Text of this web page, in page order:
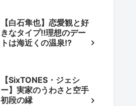
【白石隼也】恋愛観と好
きなタイプ!!理想のデー
トは海近くの温泉!?
【SixTONES・ジェシ
ー】実家のうわさと空手
初段の縁